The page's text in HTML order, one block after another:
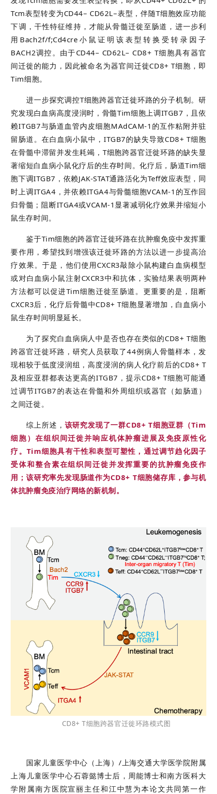
Tcm表型转变为CD44– CD62L–表型，伴随T细胞效应功能
下调，干性特征维持，才能从骨髓迁徙至肠道，进一步利
用Bach2f/f;Cd4cre小鼠证明该表型转换受转录因子
BACH2调控。由于CD44– CD62L– CD8+ T细胞具有器官
间迁徙的能力，因此被命名为器官间迁徙CD8+ T细胞，即
Tim细胞。
进一步探究调控T细胞跨器官迁徙环路的分子机制。研
究发现白血病高度浸润时，骨髓Tim细胞上调ITGB7，且依
赖ITGB7与肠道血管内皮细胞MAdCAM-1的互作粘附并驻
留肠道。在白血病小鼠中，ITGB7的缺失导致CD8+ T细胞
在骨髓中滞留并发生耗竭，T细胞跨器官迁徙环路的缺失显
著缩短白血病小鼠化疗后的生存时间。化疗后，肠道Tim细
胞下调ITGB7，依赖JAK-STAT通路活化为Teff效应表型，同
时上调ITGA4，并依赖ITGA4与骨髓细胞VCAM-1的互作回
归骨髓；阻断ITGA4或VCAM-1显著减弱化疗效果并缩短小
鼠生存时间。
鉴于Tim细胞的跨器官迁徙环路在抗肿瘤免疫中发挥重
要作用，希望找到增强该迁徙环路的方法以进一步提高治
疗效果。于是，他们使用CXCR3敲除小鼠构建白血病模型
或对白血病小鼠注射CXCR3中和抗体，实验结果表明两种
方法都可以促进Tim细胞迁徙至肠道。更重要的是，阻断
CXCR3后，化疗后骨髓中CD8+ T细胞显著增加，白血病小
鼠生存时间明显延长。
为了探究白血病病人中是否也存在类似的CD8+ T细胞
跨器官迁徙环路，研究人员获取了44例病人骨髓样本，发
现相较于低度浸润组，高度浸润的病人化疗前后的CD8+ T
及相应亚群都表达更高的ITGB7，提示CD8+ T细胞可能通
过调节ITGB7的表达在骨髓和外周组织或器官（如肠道）
之间迁徙。
综上所述， 该研究发现了一群CD8+ T细胞亚群（Tim
细胞）在组织间迁徙并响应机体肿瘤进展及免疫原性化
疗。Tim细胞具有干性和表型可塑性，通过调节趋化因子
受体和整合素在组织间迁徙并发挥重要的抗肿瘤免疫作
用；该研究率先发现肠道作为CD8+ T细胞储存库，参与机
体抗肿瘤免疫治疗网络的新机制。
CD8+ T细胞跨器官迁徙环路模式图
国家儿童医学中心（上海）/上海交通大学医学院附属
上海儿童医学中心石蓉懿博士后，周能博士和南方医科大
学附属南方医院宣丽主任和江中慧为本论文共同第一作